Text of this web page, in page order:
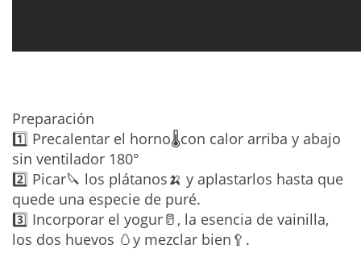
Preparación
1️⃣ Precalentar el horno🌡️con calor arriba y abajo
sin ventilador 180°
2️⃣ Picar🔪 los plátanos🍌 y aplastarlos hasta que
quede una especie de puré.
3️⃣ Incorporar el yogur🥛, la esencia de vainilla,
los dos huevos 🥚y mezclar bien🥄.